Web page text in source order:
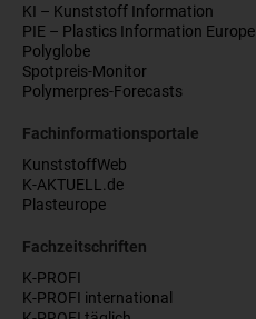
KI – Kunststoff Information
PIE – Plastics Information Europe
Polyglobe
Spotpreis-Monitor
Polymerpres-Forecasts
Fachinformationsportale
KunststoffWeb
K-AKTUELL.de
Plasteurope
Fachzeitschriften
K-PROFI
K-PROFI international